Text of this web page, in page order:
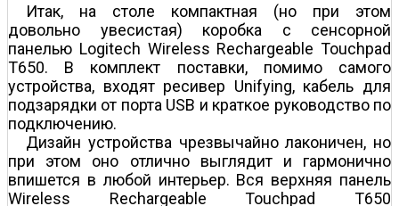
Итак, на столе компактная (но при этом
довольно увесистая) коробка с сенсорной
панелью Logitech Wireless Rechargeable Touchpad
T650. В комплект поставки, помимо самого
устройства, входят ресивер Unifying, кабель для
подзарядки от порта USB и краткое руководство по
подключению.
Дизайн устройства чрезвычайно лаконичен, но
при этом оно отлично выглядит и гармонично
впишется в любой интерьер. Вся верхняя панель
Wireless Rechargeable Touchpad T650